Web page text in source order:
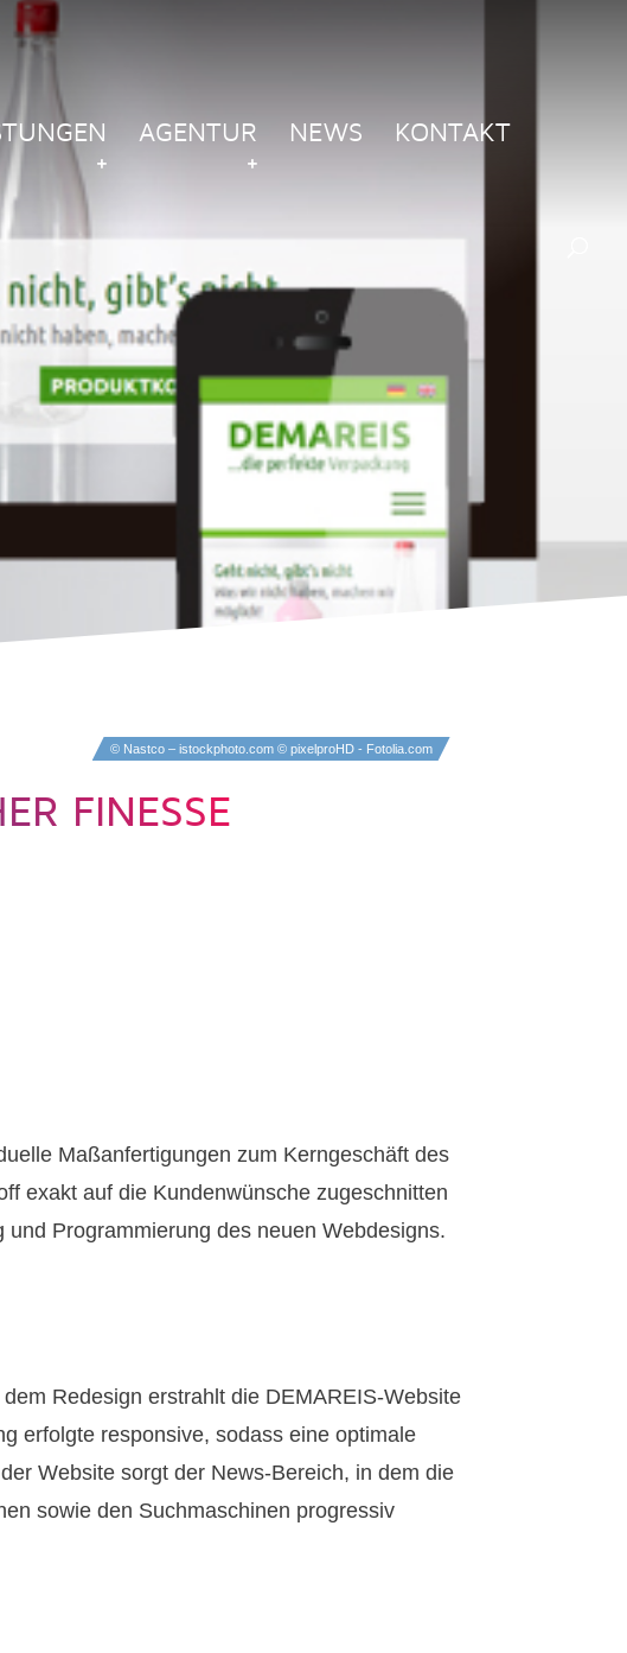
AGENTUR NEWS KONTAKT
© Nastco – istockphoto.com © pixelproHD - Fotolia.com
FINESSE
Maßanfertigungen zum Kerngeschäft des
exakt auf die Kundenwünsche zugeschnitten
Programmierung des neuen Webdesigns.
Redesign erstrahlt die DEMAREIS-Website
erfolgte responsive, sodass eine optimale
Website sorgt der News-Bereich, in dem die
sowie den Suchmaschinen progressiv